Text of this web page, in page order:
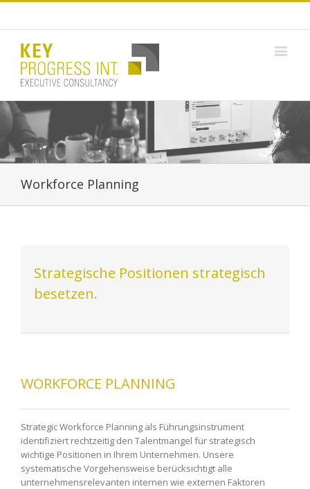
Workforce Planning
Strategische Positionen strategisch
besetzen.
WORKFORCE PLANNING
Strategic Workforce Planning als Führungsinstrument
identifiziert rechtzeitig den Talentmangel für strategisch
wichtige Positionen in Ihrem Unternehmen. Unsere
systematische Vorgehensweise berücksichtigt alle
unternehmensrelevanten internen wie externen Faktoren